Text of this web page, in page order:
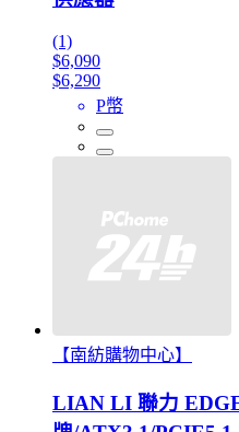
(1)
$6,090
$6,290
P幣
【南紡購物中心】
LIAN LI 聯力